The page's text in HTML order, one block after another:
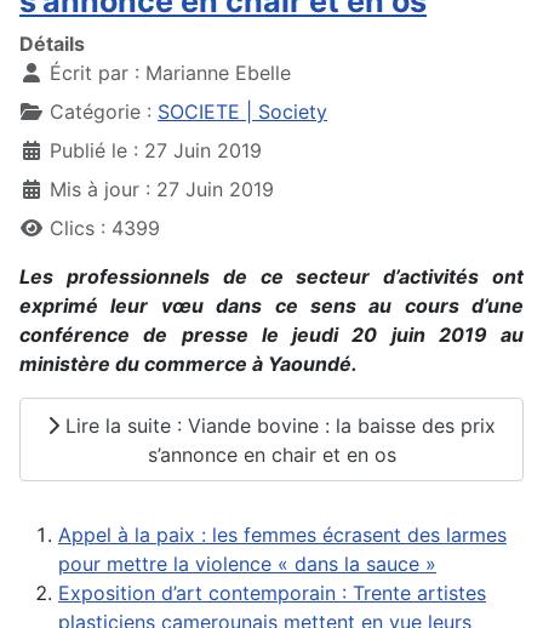
Détails
Écrit par : Marianne Ebelle
Catégorie : SOCIETE | Society
Publié le : 27 Juin 2019
Mis à jour : 27 Juin 2019
Clics : 4399
Les professionnels de ce secteur d’activités ont
exprimé leur vœu dans ce sens au cours d’une
conférence de presse le jeudi 20 juin 2019 au
ministère du commerce à Yaoundé.
Lire la suite : Viande bovine : la baisse des prix
s’annonce en chair et en os
Appel à la paix : les femmes écrasent des larmes
pour mettre la violence « dans la sauce »
Exposition d’art contemporain : Trente artistes
plasticiens camerounais mettent en vue leurs